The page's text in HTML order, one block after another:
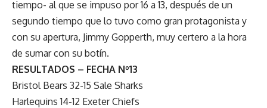
tiempo- al que se impuso por 16 a 13, después de un
segundo tiempo que lo tuvo como gran protagonista y
con su apertura, Jimmy Gopperth, muy certero a la hora
de sumar con su botín.
RESULTADOS – FECHA Nº13
Bristol Bears 32-15 Sale Sharks
Harlequins 14-12 Exeter Chiefs